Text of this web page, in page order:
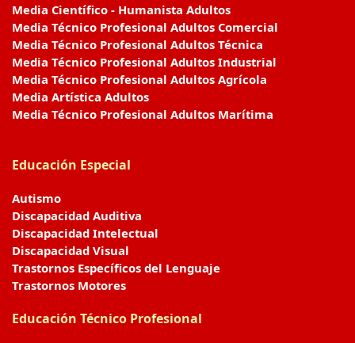
Media Científico - Humanista Adultos
Media Técnico Profesional Adultos Comercial
Media Técnico Profesional Adultos Técnica
Media Técnico Profesional Adultos Industrial
Media Técnico Profesional Adultos Agrícola
Media Artística Adultos
Media Técnico Profesional Adultos Marítima
Educación Especial
Autismo
Discapacidad Auditiva
Discapacidad Intelectual
Discapacidad Visual
Trastornos Específicos del Lenguaje
Trastornos Motores
Educación Técnico Profesional